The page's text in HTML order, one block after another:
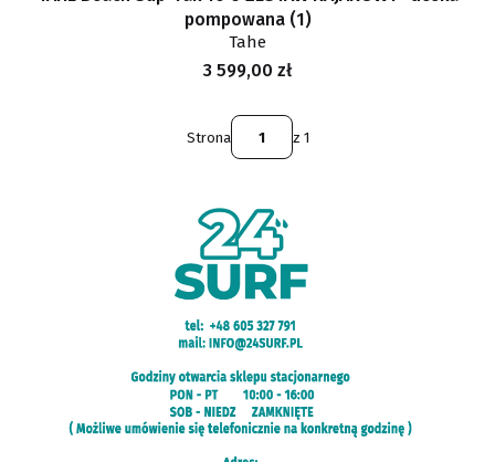
pompowana (1)
Tahe
Cena
3 599,00 zł
Strona z 1